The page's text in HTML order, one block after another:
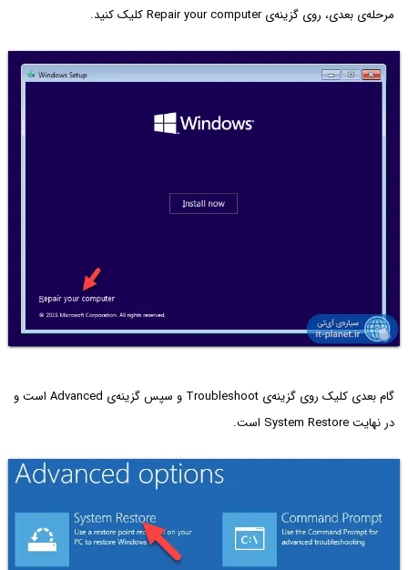
مرحله‌ی بعدی، روی گزینه‌ی Repair your computer کلیک کنید.
گام بعدی کلیک روی گزینه‌ی Troubleshoot و سپس گزینه‌ی Advanced است و
در نهایت System Restore است.